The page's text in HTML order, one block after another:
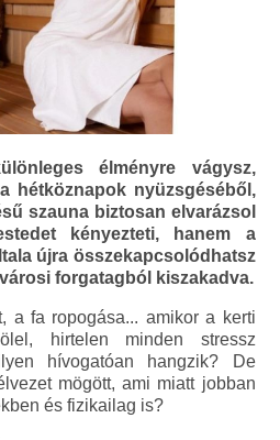
élményre vágysz,
hétköznapok nyüzsgéséből,
szauna biztosan elvarázsol
kényezteti, hanem a
újra összekapcsolódhatsz
forgatagból kiszakadva.
a fa ropogása... amikor a kerti
hirtelen minden stressz
hívogatóan hangzik? De
mögött, ami miatt jobban
és fizikailag is?